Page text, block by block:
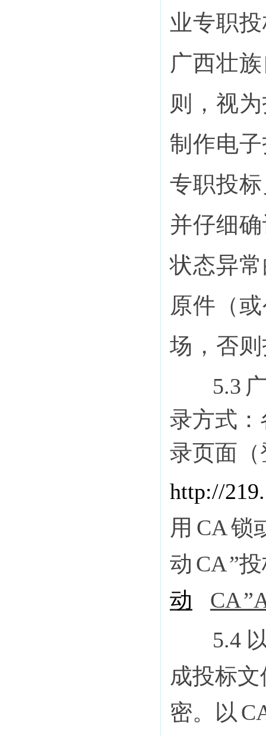
业专职
广西壮
则，视
制作电
专职投
并仔细
状态异
原件（
场，否
5.3
录方式
录页面（
http://
用 CA锁
动 CA”
动
CA
5.4
成投标
密。以